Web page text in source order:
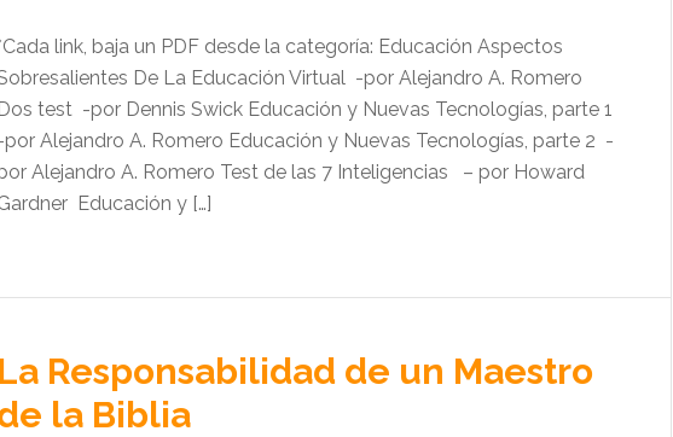
link, baja un PDF desde la categoría: Educación Aspectos
De La Educación Virtual -por Alejandro A. Romero
Dos test -por Dennis Swick Educación y Nuevas Tecnologías, parte 1
por Alejandro A. Romero Educación y Nuevas Tecnologías, parte 2 -
Alejandro A. Romero Test de las 7 Inteligencias – por Howard
Educación y […]
La Responsabilidad de un Maestro
la Biblia